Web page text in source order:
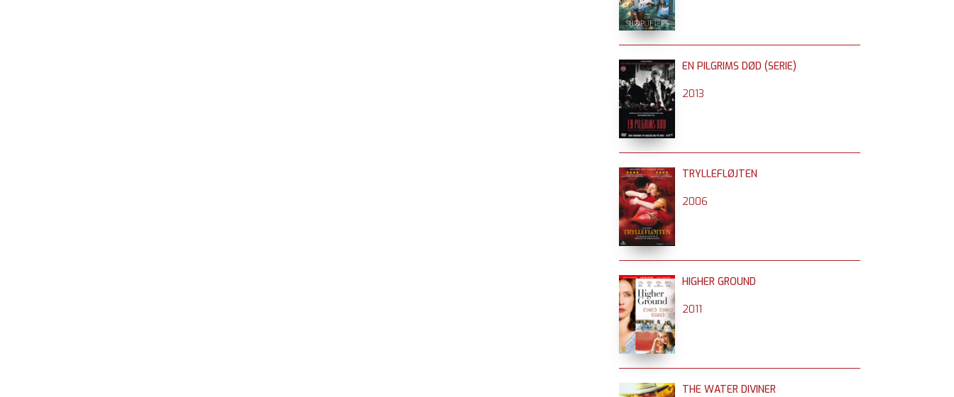
EN PILGRIMS DØD (SERIE)
2013
TRYLLEFLØJTEN
2006
HIGHER GROUND
2011
THE WATER DIVINER